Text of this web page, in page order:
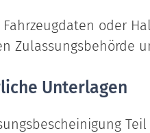
Fahrzeugdaten oder
Zulassungsbehörde
Unterlagen